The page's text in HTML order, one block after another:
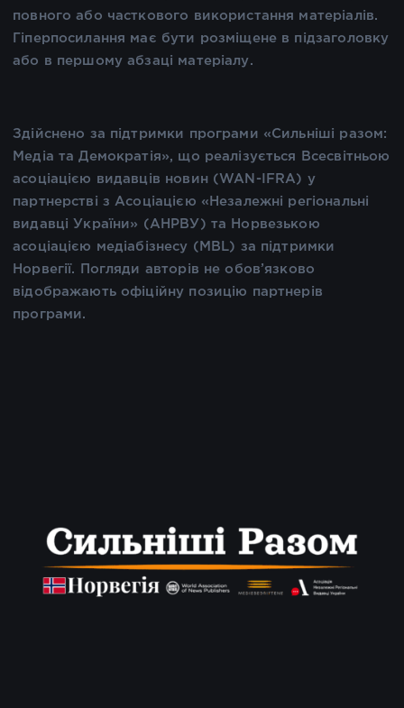
повного або часткового використання матеріалів.
Гіперпосилання має бути розміщене в підзаголовку
або в першому абзаці матеріалу.
Здійснено за підтримки програми «Сильніші разом:
Медіа та Демократія», що реалізується Всесвітньою
асоціацією видавців новин (WAN-IFRA) у
партнерстві з Асоціацією «Незалежні регіональні
видавці України» (АНРВУ) та Норвезькою
асоціацією медіабізнесу (MBL) за підтримки
Норвегії. Погляди авторів не обов’язково
відображають офіційну позицію партнерів
програми.